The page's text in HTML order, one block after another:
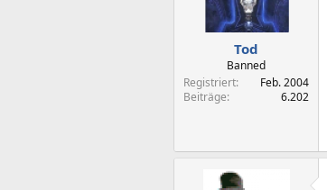
Tod
Banned
Registriert
Feb. 2004
Beiträge
6.202